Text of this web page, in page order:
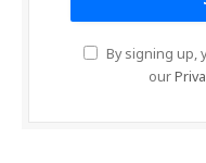
By signing up,
our